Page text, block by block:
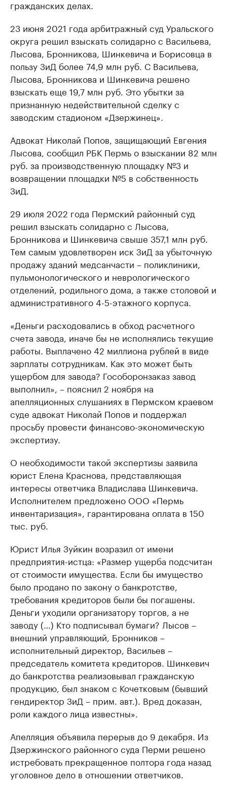
гражданских делах.
23 июня 2021 года арбитражный суд Уральского
округа решил взыскать солидарно с Васильева,
Лысова, Бронникова, Шинкевича и Борисовца в
пользу ЗиД более 74,9 млн руб. С Васильева,
Лысова, Бронникова и Шинкевича решено
взыскать еще 19,7 млн руб. Это убытки за
признанную недействительной сделку с
заводским стадионом «Дзержинец».
Адвокат Николай Попов, защищающий Евгения
Лысова, сообщил РБК Пермь о взыскании 82 млн
руб. за производственную площадку №3 и
возвращении площадки №5 в собственность
ЗиД.
29 июля 2022 года Пермский районный суд
решил взыскать солидарно с Лысова,
Бронникова и Шинкевича свыше 357,1 млн руб.
Тем самым удовлетворен иск ЗиД за убыточную
продажу зданий медсанчасти – поликлиники,
пульмонологического и неврологического
отделений, родильного дома, а также столовой и
административного 4-5-этажного корпуса.
«Деньги расходовались в обход расчетного
счета завода, иначе бы не исполнялись текущие
работы. Выплачено 42 миллиона рублей в виде
зарплаты сотрудникам. Как это может быть
ущербом для завода? Гособоронзаказ завод
выполнил», – пояснил 2 ноября на
апелляционных слушаниях в Пермском краевом
суде адвокат Николай Попов и поддержал
просьбу провести финансово-экономическую
экспертизу.
О необходимости такой экспертизы заявила
юрист Елена Краснова, представляющая
интересы ответчика Владислава Шинкевича.
Исполнителем предложено ООО «Пермь
инвентаризация», гарантирована оплата в 150
тыс. руб.
Юрист Илья Зуйкин возразил от имени
предприятия-истца: «Размер ущерба подсчитан
от стоимости имущества. Если бы имущество
было продано по закону о банкротстве,
требования кредиторов были бы погашены.
Деньги уходили организатору торгов, а не
заводу (…) Кто подписывал бумаги? Лысов –
внешний управляющий, Бронников –
исполнительный директор, Васильев –
председатель комитета кредиторов. Шинкевич
до банкротства реализовывал гражданскую
продукцию, был знаком с Кочетковым (бывший
гендиректор ЗиД – прим. авт.). Вред доказан,
роли каждого лица известны».
Апелляция объявила перерыв до 9 декабря. Из
Дзержинского районного суда Перми решено
истребовать прекращенное полтора года назад
уголовное дело в отношении ответчиков.